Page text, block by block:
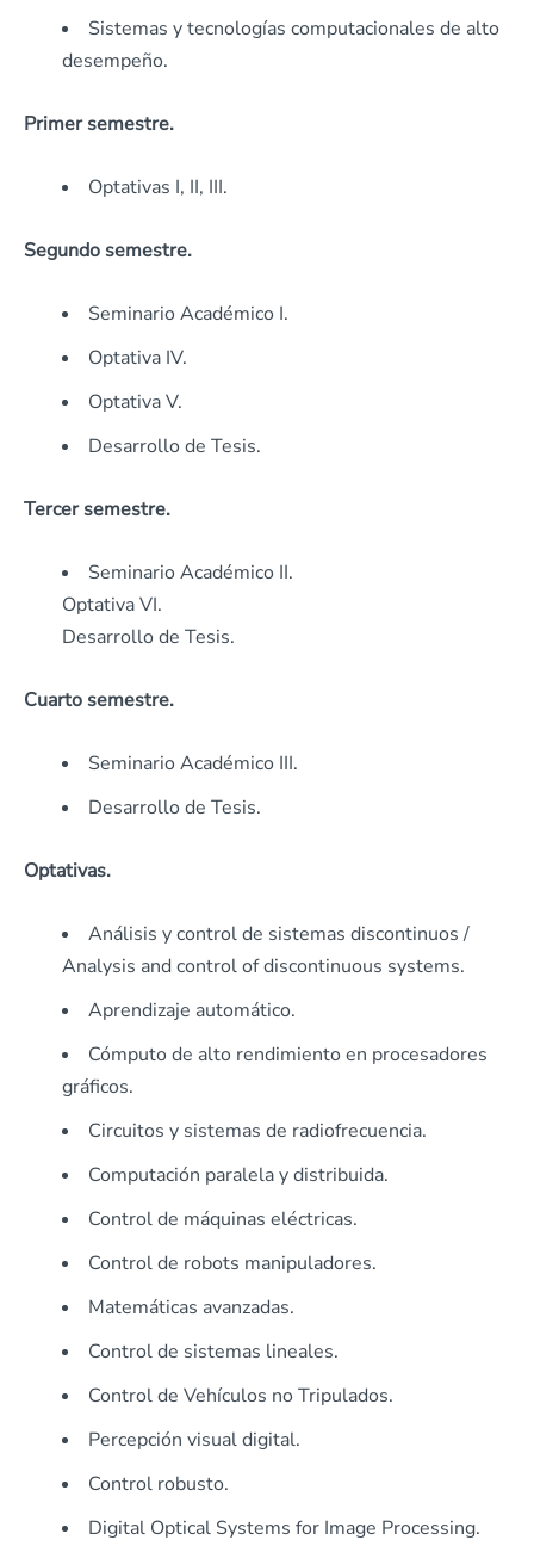
Sistemas y tecnologías computacionales de alto
desempeño.
Primer semestre.
Optativas I, II, III.
Segundo semestre.
Seminario Académico I.
Optativa IV.
Optativa V.
Desarrollo de Tesis.
Tercer semestre.
Seminario Académico II.
Optativa VI.
Desarrollo de Tesis.
Cuarto semestre.
Seminario Académico III.
Desarrollo de Tesis.
Optativas.
Análisis y control de sistemas discontinuos /
Analysis and control of discontinuous systems.
Aprendizaje automático.
Cómputo de alto rendimiento en procesadores
gráficos.
Circuitos y sistemas de radiofrecuencia.
Computación paralela y distribuida.
Control de máquinas eléctricas.
Control de robots manipuladores.
Matemáticas avanzadas.
Control de sistemas lineales.
Control de Vehículos no Tripulados.
Percepción visual digital.
Control robusto.
Digital Optical Systems for Image Processing.